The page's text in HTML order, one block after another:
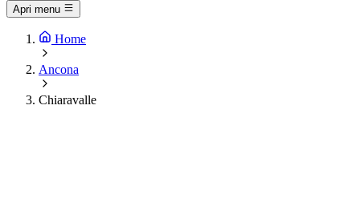
Apri menu
Home
Ancona
Chiaravalle